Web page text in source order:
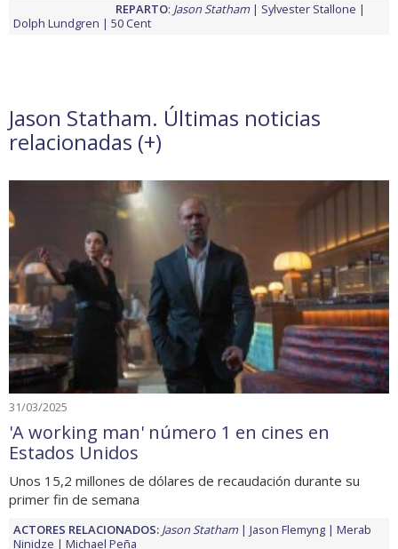
REPARTO: Jason Statham
Sylvester Stallone
Dolph Lundgren
50 Cent
Jason Statham. Últimas noticias
relacionadas (+)
31/03/2025
'A working man' número 1 en cines en
Estados Unidos
Unos 15,2 millones de dólares de recaudación durante su
primer fin de semana
ACTORES RELACIONADOS: Jason Statham Jason Flemyng
Merab
Ninidze
Michael Peña